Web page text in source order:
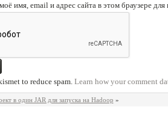
имя, email и адрес сайта в этом браузере
to reduce spam. Learn how your comment
в один JAR для запуска на Hadoop »